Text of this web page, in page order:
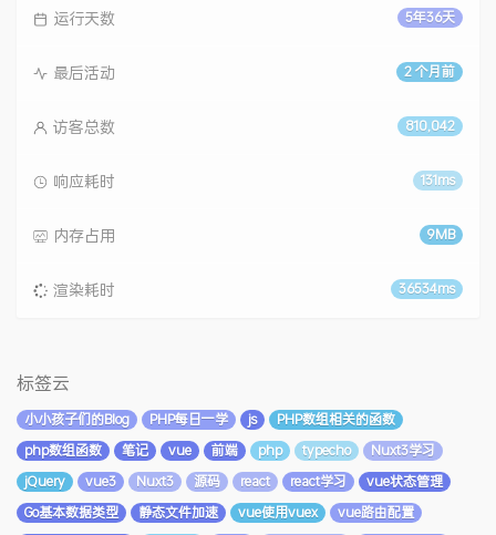
5年36天
运行天数
2 个月前
最后活动
810,042
访客总数
131ms
响应耗时
9MB
内存占用
36534ms
渲染耗时
标签云
小小孩子们的Blog PHP每日一学 js
PHP数组相关的函数
php数组函数
笔记 vue 前端 php typecho
Nuxt3学习
jQuery
vue3 Nuxt3 源码 react react学习
vue状态管理
Go基本数据类型
静态文件加速 vue使用vuex
vue路由配置